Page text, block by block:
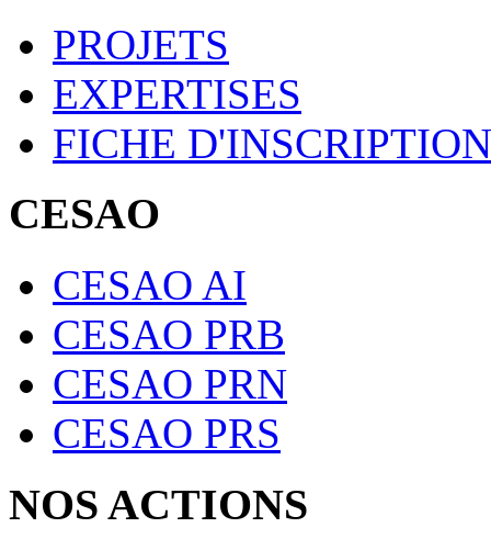
PROJETS
EXPERTISES
FICHE D'INSCRIPTION
CESAO
CESAO AI
CESAO PRB
CESAO PRN
CESAO PRS
NOS ACTIONS